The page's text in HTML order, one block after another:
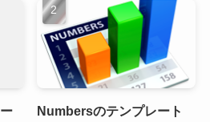
Numbersのテンプレート